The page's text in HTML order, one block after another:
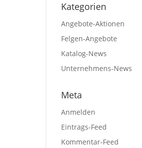
Kategorien
Angebote-Aktionen
Felgen-Angebote
Katalog-News
Unternehmens-News
Meta
Anmelden
Eintrags-Feed
Kommentar-Feed